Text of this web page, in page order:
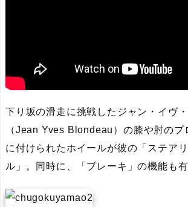
下り坂の滑走に挑戦したジャン・イヴ
（Jean Yves Blondeau）の膝や肘のプ
に付けられたホイールが彼の「ステア
ル」。同時に、「ブレーキ」の機能も有